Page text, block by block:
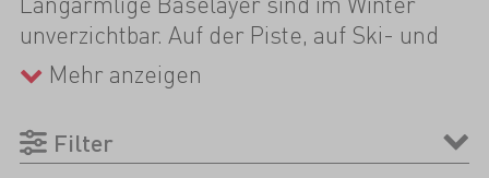
unverzichtbar. Auf der Piste, auf Ski- und
Schneeschuhtouren oder auch beim
Winterwandern und Eisklettern sorgt der
Baselayer dafür, dass du angenehm warm
hast, trocknet aber auch schnell wieder,
Mehr anzeigen
Filter